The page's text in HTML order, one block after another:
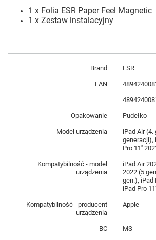
1 x Folia ESR Paper Feel Magnetic
1 x Zestaw instalacyjny
Brand ESR
EAN
Opakowanie Pudełko
Model urządzenia
iPad Air
generacji),
Pro 11''
Kompatybilność - model
urządzenia
iPad Air
2022 (5
gen.), iPad
iPad Pro
Kompatybilność - producent
urządzenia
Apple
BC MS